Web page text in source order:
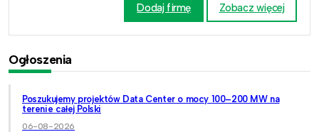
Dodaj firmę Zobacz więcej
Ogłoszenia
Poszukujemy projektów Data Center o mocy 100–200 MW na
terenie całej Polski
06-08-2026